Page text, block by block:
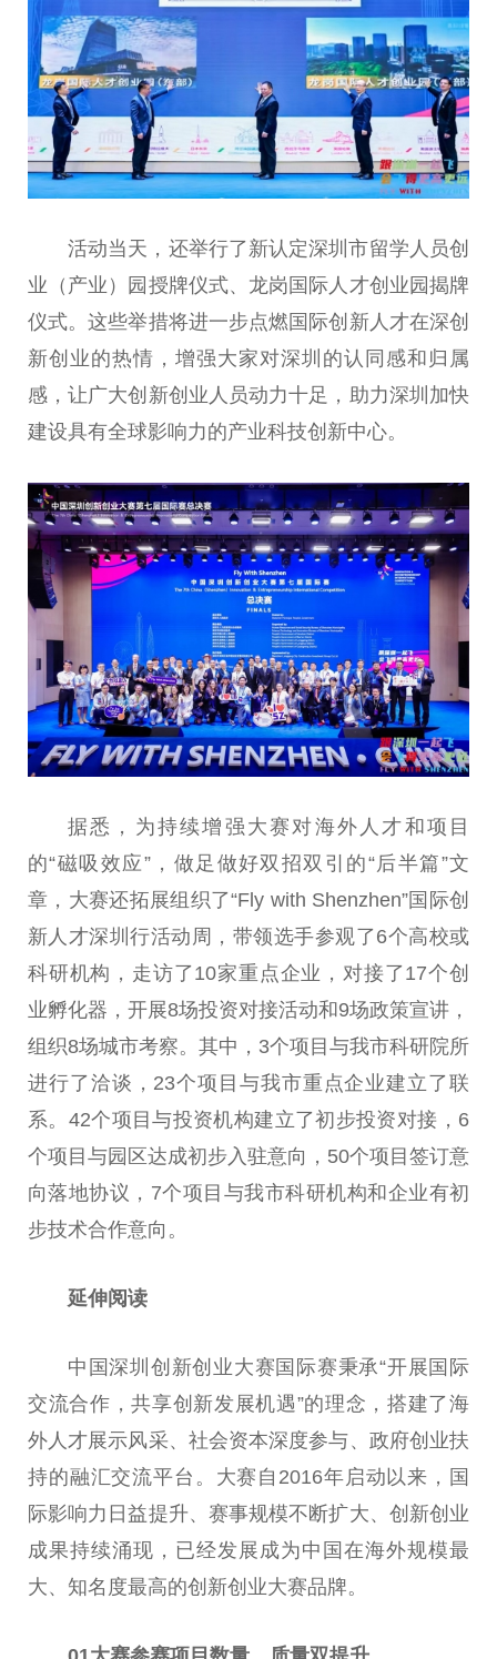
活动当天，还举行了新认定深圳市留学人员创
业（产业）园授牌仪式、龙岗国际人才创业园揭牌
仪式。这些举措将进一步点燃国际创新人才在深创
新创业的热情，增强大家对深圳的认同感和归属
感，让广大创新创业人员动力十足，助力深圳加快
建设具有全球影响力的产业科技创新中心。
据悉，为持续增强大赛对海外人才和项目
的“磁吸效应”，做足做好双招双引的“后半篇”文
章，大赛还拓展组织了“Fly with Shenzhen”国际创
新人才深圳行活动周，带领选手参观了6个高校或
科研机构，走访了10家重点企业，对接了17个创
业孵化器，开展8场投资对接活动和9场政策宣讲，
组织8场城市考察。其中，3个项目与我市科研院所
进行了洽谈，23个项目与我市重点企业建立了联
系。42个项目与投资机构建立了初步投资对接，6
个项目与园区达成初步入驻意向，50个项目签订意
向落地协议，7个项目与我市科研机构和企业有初
步技术合作意向。
延伸阅读
中国深圳创新创业大赛国际赛秉承“开展国际
交流合作，共享创新发展机遇”的理念，搭建了海
外人才展示风采、社会资本深度参与、政府创业扶
持的融汇交流平台。大赛自2016年启动以来，国
际影响力日益提升、赛事规模不断扩大、创新创业
成果持续涌现，已经发展成为中国在海外规模最
大、知名度最高的创新创业大赛品牌。